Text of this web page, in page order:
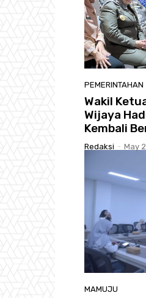
PEMERINTAHAN
Wakil
Wijaya
Kembali
Redaksi - May
MAMUJU